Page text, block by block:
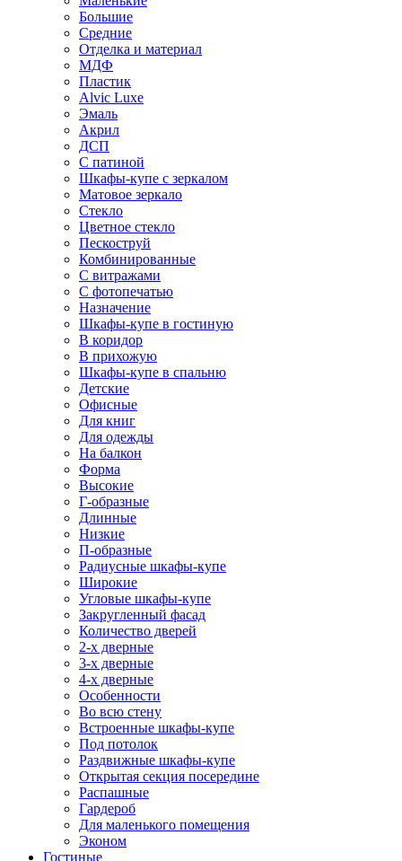
Большие
Средние
Отделка и материал
МДФ
Пластик
Alvic Luxe
Эмаль
Акрил
ДСП
С патиной
Шкафы-купе с зеркалом
Матовое зеркало
Стекло
Цветное стекло
Пескоструй
Комбинированные
С витражами
С фотопечатью
Назначение
Шкафы-купе в гостиную
В коридор
В прихожую
Шкафы-купе в спальню
Детские
Офисные
Для книг
Для одежды
На балкон
Форма
Высокие
Г-образные
Длинные
Низкие
П-образные
Радиусные шкафы-купе
Широкие
Угловые шкафы-купе
Закругленный фасад
Количество дверей
2-х дверные
3-х дверные
4-х дверные
Особенности
Во всю стену
Встроенные шкафы-купе
Под потолок
Раздвижные шкафы-купе
Открытая секция посередине
Распашные
Гардероб
Для маленького помещения
Эконом
Гостиные